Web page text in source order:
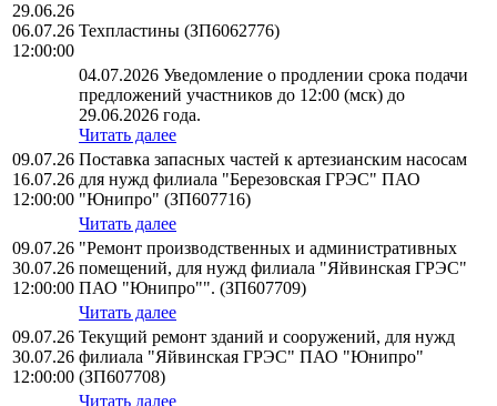
29.06.26
06.07.26
12:00:00
Техпластины (ЗП6062776)
04.07.2026 Уведомление о продлении срока подачи
предложений участников до 12:00 (мск) до
29.06.2026 года.
Читать далее
09.07.26
16.07.26
12:00:00
Поставка запасных частей к артезианским насосам
для нужд филиала "Березовская ГРЭС" ПАО
"Юнипро" (ЗП607716)
Читать далее
09.07.26
30.07.26
12:00:00
"Ремонт производственных и административных
помещений, для нужд филиала "Яйвинская ГРЭС"
ПАО "Юнипро"". (ЗП607709)
Читать далее
09.07.26
30.07.26
12:00:00
Текущий ремонт зданий и сооружений, для нужд
филиала "Яйвинская ГРЭС" ПАО "Юнипро"
(ЗП607708)
Читать далее